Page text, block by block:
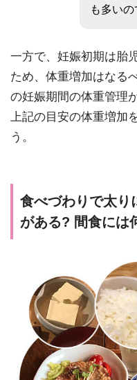
も多いの
一方で、妊娠初期は胎
ため、体重増加はなる
の妊娠期間の体重管理
上記の目安の体重増加
う。
食べづわりで太り
がある? 間食には